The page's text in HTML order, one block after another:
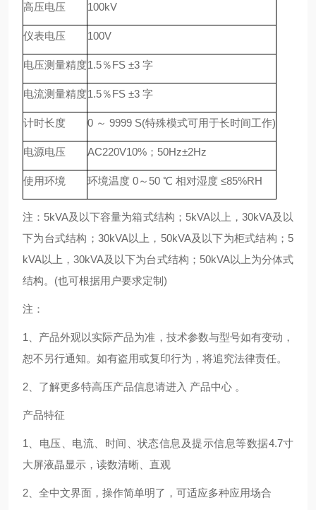
高压电压 100kV
仪表电压 100V
电压测量精度1.5％FS ±3 字
电流测量精度1.5％FS ±3 字
计时长度 0 ～ 9999 S(特殊模式可用于长时间工作)
电源电压 AC220V10%；50Hz±2Hz
使用环境 环境温度 0～50 ℃ 相对湿度 ≤85%RH
注：5kVA及以下容量为箱式结构；5kVA以上，30kVA及以
下为台式结构；30kVA以上，50kVA及以下为柜式结构；5
kVA以上，30kVA及以下为台式结构；50kVA以上为分体式
结构。(也可根据用户要求定制)
注：
1、产品外观以实际产品为准，技术参数与型号如有变动，
恕不另行通知。如有盗用或复印行为，将追究法律责任。
2、了解更多特高压产品信息请进入 产品中心 。
产品特征
1、电压、电流、时间、状态信息及提示信息等数据4.7寸
大屏液晶显示，读数清晰、直观
2、全中文界面，操作简单明了，可适应多种应用场合